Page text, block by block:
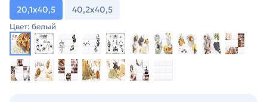
20,1х40,5 40,2х40,5
Цвет: белый